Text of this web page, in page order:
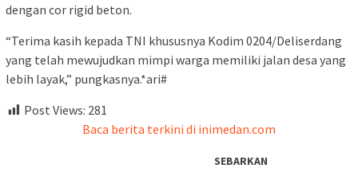
dengan cor rigid beton.
“Terima kasih kepada TNI khususnya Kodim 0204/Deliserdang
yang telah mewujudkan mimpi warga memiliki jalan desa yang
lebih layak,” pungkasnya.*ari#
Post Views: 281
Baca berita terkini di inimedan.com
SEBARKAN